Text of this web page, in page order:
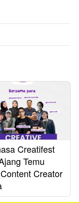
Creatifest
Temu
Creator